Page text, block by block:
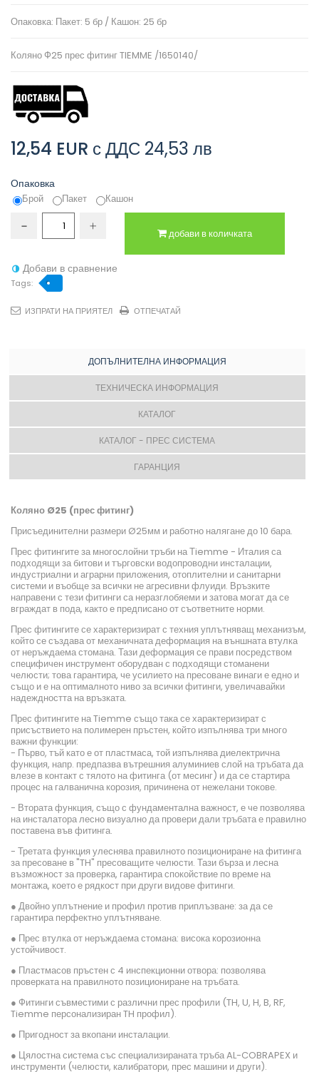
Опаковка: Пакет: 5 бр / Кашон: 25 бр
Коляно Ф25 прес фитинг TIEMME /1650140/
12,54 EUR с ДДС 24,53 лв
Опаковка
Брой Пакет Кашон
добави в количката
Добави в сравнение
Tags:
ИЗПРАТИ НА ПРИЯТЕЛ ОТПЕЧАТАЙ
ДОПЪЛНИТЕЛНА ИНФОРМАЦИЯ
ТЕХНИЧЕСКА ИНФОРМАЦИЯ
КАТАЛОГ
КАТАЛОГ - ПРЕС СИСТЕМА
ГАРАНЦИЯ
Коляно Ø25 (прес фитинг)
Присъединителни размери Ø25мм и работно налягане до 10 бара.
Прес фитингите за многослойни тръби на Тiemme - Италия са
подходящи за битови и търговски водопроводни инсталации,
индустриални и аграрни приложения, отоплителни и санитарни
системи и въобще за всички не агресивни флуиди. Връзките
направени с тези фитинги са неразглобяеми и затова могат да се
вграждат в пода, както е предписано от съответните норми.
Прес фитингите се характеризират с техния уплътняващ механизъм,
който се създава от механичната деформация на външната втулка
от неръждаема стомана. Тази деформация се прави посредством
специфичен инструмент оборудван с подходящи стоманени
челюсти; това гарантира, че усилието на пресоване винаги е едно и
също и е на оптималното ниво за всички фитинги, увеличавайки
надеждността на връзката.
Прес фитингите на Tiemme също така се характеризират с
присъствието на полимерен пръстен, който изпълнява три много
важни функции:
- Първо, тъй като е от пластмаса, той изпълнява диелектрична
функция, напр. предпазва вътрешния алуминиев слой на тръбата да
влезе в контакт с тялото на фитинга (от месинг) и да се стартира
процес на галванична корозия, причинена от нежелани токове.
- Втората функция, също с фундаментална важност, е че позволява
на инсталатора лесно визуално да провери дали тръбата е правилно
поставена във фитинга.
- Третата функция улеснява правилното позициониране на фитинга
за пресоване в "TH" пресоващите челюсти. Тази бърза и лесна
възможност за проверка, гарантира спокойствие по време на
монтажа, което е рядкост при други видове фитинги.
● Двойно уплътнение и профил против приплъзване: за да се
гарантира перфектно уплътняване.
● Прес втулка от неръждаема стомана: висока корозионна
устойчивост.
● Пластмасов пръстен с 4 инспекционни отвора: позволява
проверката на правилното позициониране на тръбата.
● Фитинги съвместими с различни прес профили (TH, U, H, B, RF,
Tiemme персонализиран TH профил).
● Пригодност за вкопани инсталации.
● Цялостна система със специализираната тръба AL-COBRAPEX и
инструменти (челюсти, калибратори, прес машини и други).